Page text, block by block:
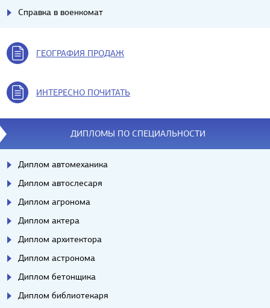
Справка в военкомат
ГЕОГРАФИЯ ПРОДАЖ
ИНТЕРЕСНО ПОЧИТАТЬ
ДИПЛОМЫ ПО СПЕЦИАЛЬНОСТИ
Диплом автомеханика
Диплом автослесаря
Диплом агронома
Диплом актера
Диплом архитектора
Диплом астронома
Диплом бетонщика
Диплом библиотекаря